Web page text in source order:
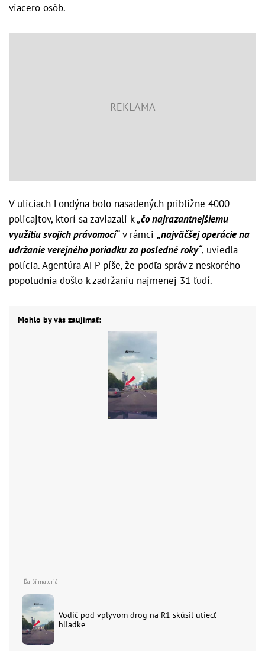
viacero osôb.
V uliciach Londýna bolo nasadených približne 4000
policajtov, ktorí sa zaviazali k„čo najrazantnejšiemu
využitiu svojich právomocí“v rámci „najväčšej operácie na
udržanie verejného poriadku za posledné roky“, uviedla
polícia. Agentúra AFP píše, že podľa správ z neskorého
popoludnia došlo k zadržaniu najmenej 31 ľudí.
Mohlo by vás zaujímať:
Vodič pod vplyvom drog na R1 skúsil utiecť
hliadke